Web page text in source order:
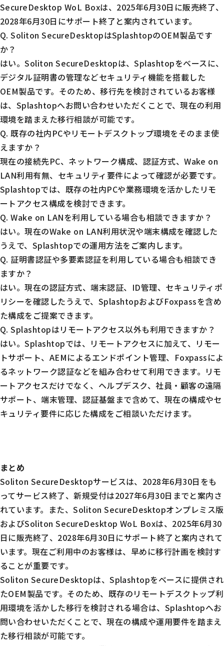
SecureDesktop WoL Boxは、2025年6月30日に販売終了、
2028年6月30日にサポート終了と案内されています。
Q. Soliton SecureDesktopはSplashtopのOEM製品です
か？
はい。Soliton SecureDesktopは、Splashtopをベースに、
デジタル証明書の管理などセキュリティ機能を搭載した
OEM製品です。そのため、移行先を検討されているお客様
は、Splashtopへお問い合わせいただくことで、現在の利用
環境を踏まえた移行相談が可能です。
Q. 既存の社内PCやリモートデスクトップ環境をそのまま使
えますか？
現在の接続先PC、ネットワーク構成、認証方式、Wake on
LAN利用有無、セキュリティ要件によって確認が必要です。
Splashtopでは、既存の社内PCや業務環境を活かしたリモ
ートアクセス構成を検討できます。
Q. Wake on LANを利用している場合も相談できますか？
はい。現在のWake on LAN利用状況や端末構成を確認した
うえで、Splashtopでの運用方法をご案内します。
Q. 証明書認証や多要素認証を利用している場合も相談でき
ますか？
はい。現在の認証方式、端末認証、ID管理、セキュリティポ
リシーを確認したうえで、SplashtopおよびFoxpassを含め
た構成をご提案できます。
Q. Splashtopはリモートアクセス以外も利用できますか？
はい。Splashtopでは、リモートアクセスに加えて、リモー
トサポート、AEMによるエンドポイント管理、Foxpassによ
るネットワーク認証などを組み合わせて利用できます。リモ
ートアクセスだけでなく、ヘルプデスク、社員・顧客の遠隔
サポート、端末管理、認証基盤まで含めて、現在の構成やセ
キュリティ要件に応じた構成をご相談いただけます。
まとめ
Soliton SecureDesktopサービスは、2028年6月30日をも
ってサービス終了、新規受付は2027年6月30日までと案内さ
れています。また、Soliton SecureDesktopオンプレミス版
およびSoliton SecureDesktop WoL Boxは、2025年6月30
日に販売終了、2028年6月30日にサポート終了と案内されて
います。現在ご利用中のお客様は、早めに移行計画を検討す
ることが重要です。
Soliton SecureDesktopは、Splashtopをベースに提供され
たOEM製品です。そのため、既存のリモートデスクトップ利
用環境を活かした移行を検討される場合は、Splashtopへお
問い合わせいただくことで、現在の構成や運用要件を踏まえ
た移行相談が可能です。